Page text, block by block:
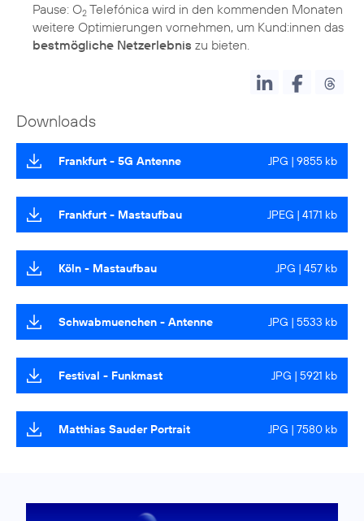
Pause: O2 Telefónica wird in den kommenden Monaten
weitere Optimierungen vornehmen, um Kund:innen das
bestmögliche Netzerlebnis zu bieten.
Downloads
Frankfurt - 5G Antenne JPG | 9855 kb
Frankfurt - Mastaufbau JPEG | 4171 kb
Köln - Mastaufbau JPG | 457 kb
Schwabmuenchen - Antenne JPG | 5533 kb
Festival - Funkmast JPG | 5921 kb
Matthias Sauder Portrait JPG | 7580 kb